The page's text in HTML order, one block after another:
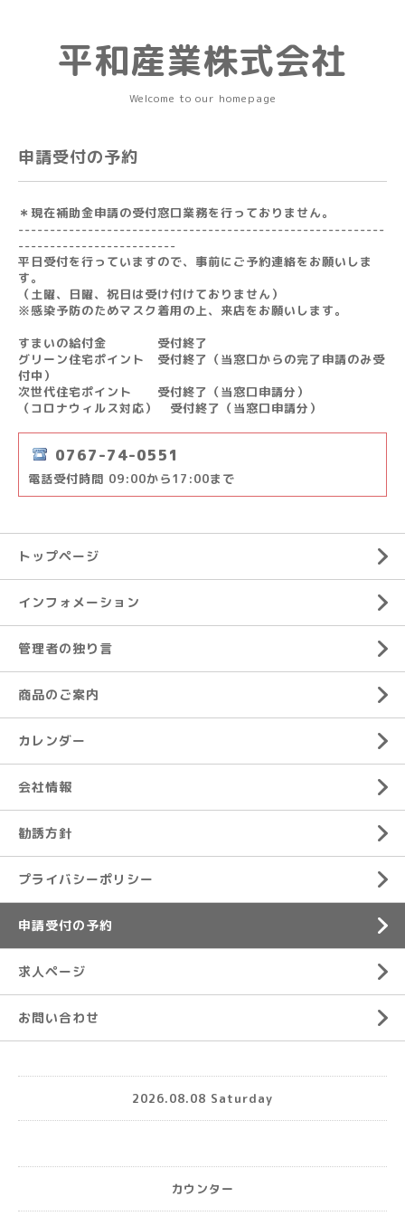
平和産業株式会社
Welcome to our homepage
申請受付の予約
＊現在補助金申請の受付窓口業務を行っておりません。
----------------------------------------------------------
-------------------------
平日受付を行っていますので、事前にご予約連絡をお願いしま
す。
（土曜、日曜、祝日は受け付けておりません）
※感染予防のためマスク着用の上、来店をお願いします。
すまいの給付金 受付終了
グリーン住宅ポイント 受付終了（当窓口からの完了申請のみ受
付中）
次世代住宅ポイント 受付終了（当窓口申請分）
（コロナウィルス対応） 受付終了（当窓口申請分）
0767-74-0551
電話受付時間 09:00から17:00まで
トップページ
インフォメーション
管理者の独り言
商品のご案内
カレンダー
会社情報
勧誘方針
プライバシーポリシー
申請受付の予約
求人ページ
お問い合わせ
2026.08.08 Saturday
カウンター